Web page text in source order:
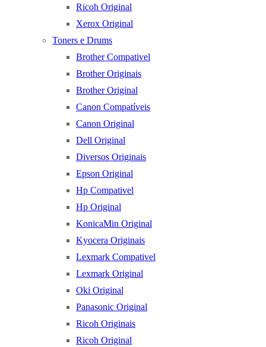
Ricoh Original
Xerox Original
Toners e Drums
Brother Compativel
Brother Originais
Brother Original
Canon Compatíveis
Canon Original
Dell Original
Diversos Originais
Epson Original
Hp Compativel
Hp Original
KonicaMin Original
Kyocera Originais
Lexmark Compativel
Lexmark Original
Oki Original
Panasonic Original
Ricoh Originais
Ricoh Original